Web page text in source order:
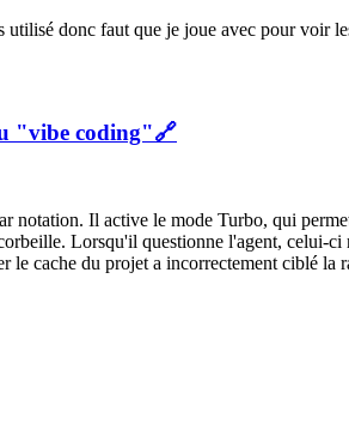
utilisé donc faut que je joue avec pour voir
"vibe coding"🔗
notation. Il active le mode Turbo, qui
Lorsqu'il questionne l'agent, celui-
cache du projet a incorrectement ciblé la